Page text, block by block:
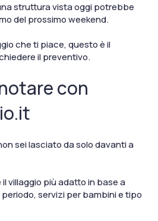
struttura vista oggi potrebbe
del prossimo weekend.
che ti piace, questo è il
il preventivo.
con
sei lasciato da solo davanti a
villaggio più adatto in base a
servizi per bambini e tipo